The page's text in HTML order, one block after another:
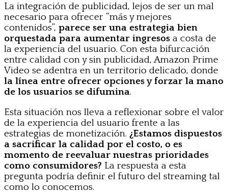
La integración de publicidad, lejos de ser un mal
necesario para ofrecer “más y mejores
contenidos”, parece ser una estrategia bien
orquestada para aumentar ingresos a costa de
la experiencia del usuario. Con esta bifurcación
entre calidad con y sin publicidad, Amazon Prime
Video se adentra en un territorio delicado, donde
la línea entre ofrecer opciones y forzar la mano
de los usuarios se difumina.
Esta situación nos lleva a reflexionar sobre el valor
de la experiencia del usuario frente a las
estrategias de monetización. ¿Estamos dispuestos
a sacrificar la calidad por el costo, o es
momento de reevaluar nuestras prioridades
como consumidores? La respuesta a esta
pregunta podría definir el futuro del streaming tal
como lo conocemos.